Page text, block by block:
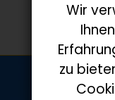
Wir
zu